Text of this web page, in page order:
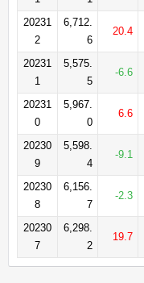
20231
2
6,712.
6
20.4
20231
1
5,575.
5
-6.6
20231
0
5,967.
0
6.6
20230
9
5,598.
4
-9.1
20230
8
6,156.
7
-2.3
20230
7
6,298.
2
19.7